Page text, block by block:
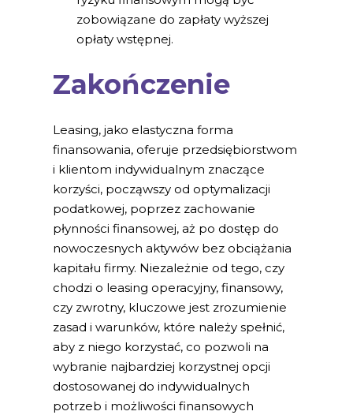
zobowiązane do zapłaty wyższej
opłaty wstępnej.
Zakończenie
Leasing, jako elastyczna forma
finansowania, oferuje przedsiębiorstwom
i klientom indywidualnym znaczące
korzyści, począwszy od optymalizacji
podatkowej, poprzez zachowanie
płynności finansowej, aż po dostęp do
nowoczesnych aktywów bez obciążania
kapitału firmy. Niezależnie od tego, czy
chodzi o leasing operacyjny, finansowy,
czy zwrotny, kluczowe jest zrozumienie
zasad i warunków, które należy spełnić,
aby z niego korzystać, co pozwoli na
wybranie najbardziej korzystnej opcji
dostosowanej do indywidualnych
potrzeb i możliwości finansowych